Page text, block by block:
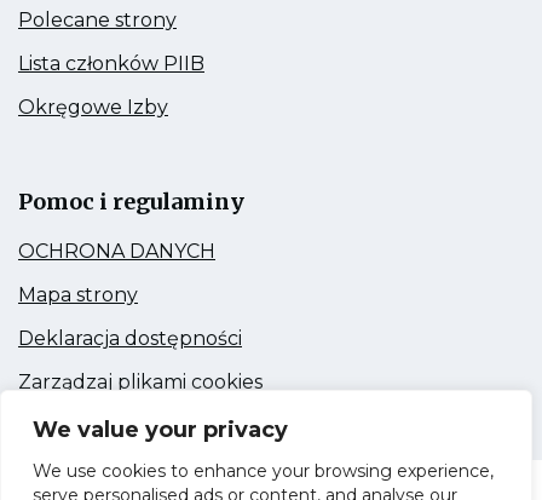
We value your privacy
We use cookies to enhance your browsing experience,
serve personalised ads or content, and analyse our
Polecane stronyKieruje
do:
Polecane
strony
Lista członków PIIB
do:
się
w
zakładce
Okręgowe IzbyKieruje
do:
Pomoc i regulaminy
OCHRONA DANYCH
do:
Mapa stronyKieruje
do:
Mapa
strony
Deklaracja dostępności
do:
dostępności
Zarządzaj plikami cookiesKieruje
do:
plikami